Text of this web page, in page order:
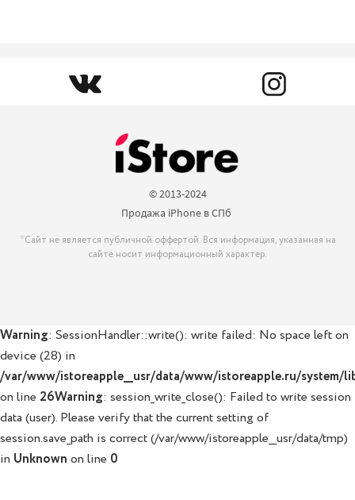
© 2013-2024
Продажа iPhone в СПб
*Сайт не является публичной оффертой. Вся информация, указанная на
сайте носит информационный характер.
Warning: SessionHandler::write(): write failed: No space left on
device (28) in
/var/www/istoreapple__usr/data/www/istoreapple.ru/system/
on line 26Warning: session_write_close(): Failed to write session
data (user). Please verify that the current setting of
session.save_path is correct (/var/www/istoreapple__usr/data/tmp)
in Unknown on line 0